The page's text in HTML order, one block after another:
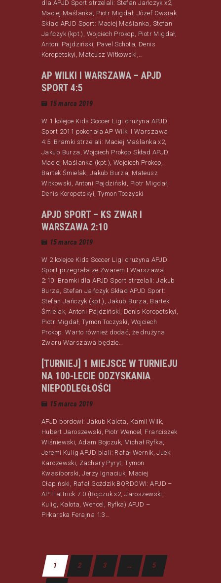
dla APJD Sport strzelali: Stefan Jańczyk x2,
Maciej Maślanka, Piotr Migdał, Józef Owsiak.
Skład APJD Sport: Maciej Maślanka, Stefan
Jańczyk (kpt.), Wojciech Prokop, Piotr Migdał,
Antoni Pajdziński, Pavel Schota, Denis
Koropetskyi, Mateusz Witkowski,…
AP WILKI I WARSZAWA – APJD
SPORT 4:5
15 marca 2019
W 1 kolejce Kids Soccer Ligi drużyna APJD
Sport 2011 pokonała AP Wilki I Warszawa
4:5. Bramki strzelali: Maciej Maślanka x2,
Jakub Burza, Wojciech Prokop Skład APJD:
Maciej Maślanka (kpt.), Wojciech Prokop,
Bartek Śmielak, Jakub Burza, Mateusz
Witkowski, Antoni Pajdziński, Piotr Migdał,
Denis Koropetskyi, Tymon Toczyski
APJD SPORT – KS ZWAR I
WARSZAWA 2:10
15 marca 2019
W 2 kolejce Kids Soccer Ligi drużyna APJD
Sport przegrała ze Zwarem I Warszawa
2:10. Bramki dla APJD Sport strzelali: Jakub
Burza, Stefan Jańczyk Skład APJD Sport:
Stefan Jańczyk (kpt.), Jakub Burza, Bartek
Śmielak, Antoni Pajdziński, Denis Koropetskyi,
Piotr Migdał, Tymon Toczyski, Wojciech
Prokop. Warto również dodać, że drużyna
Zwaru Warszawa będzie…
[TURNIEJ] 1 MIEJSCE W TURNIEJU
NA 100-LECIE ODZYSKANIA
NIEPODLEGŁOŚCI
15 marca 2019
APJD bordowi: Jakub Kalota, Kamil Wilk,
Hubert Jaroszewski, Piotr Wencel, Franciszek
Wiśniewski, Adam Bojczuk, Michał Ryfka,
Jeremi Kulig APJD biali: Rafał Wernik, Juek
Karczewski, Zachary Pyryt, Tymon
Kwasiborski, Jerzy Ignaciuk, Maciej
Cłapiński, Rafał Goździk BORDOWI: APJD –
AP Hattrick 7:0 (Bojczuk x2, Jaroszewski,
Kulig, Kalota, Wencel, Ryfka) APJD –
Piłkarska Ferajna 1:3…
1 2 3 … 5